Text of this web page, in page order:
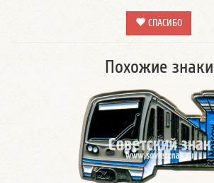
СПАСИБО
Похожие знаки